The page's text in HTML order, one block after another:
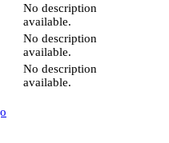
No description
available.
No description
available.
No description
available.